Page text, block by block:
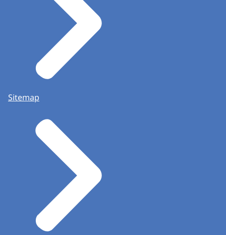
Sitemap